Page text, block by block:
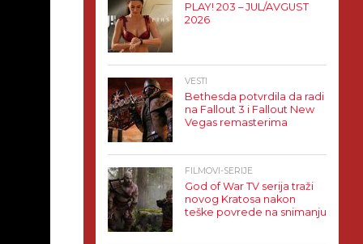
PLAY! 203 – JUL/AVGUST
2026
VESTI
Bethesda potvrdila da radi
na Fallout 3 i Fallout New
Vegas remasterima
FILMOVI-SERIJE
God of War TV serija traži
novog Kratosa nakon
teške povrede na snimanju